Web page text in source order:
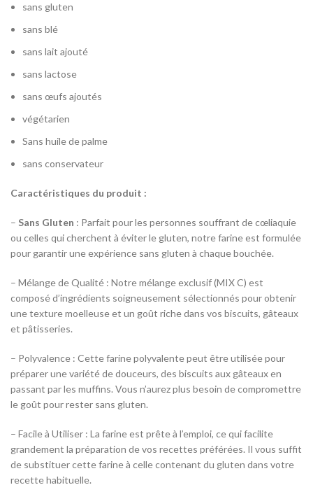
sans gluten
sans blé
sans lait ajouté
sans lactose
sans œufs ajoutés
végétarien
Sans huile de palme
sans conservateur
Caractéristiques du produit :
– Sans Gluten : Parfait pour les personnes souffrant de cœliaquie
ou celles qui cherchent à éviter le gluten, notre farine est formulée
pour garantir une expérience sans gluten à chaque bouchée.
– Mélange de Qualité : Notre mélange exclusif (MIX C) est
composé d’ingrédients soigneusement sélectionnés pour obtenir
une texture moelleuse et un goût riche dans vos biscuits, gâteaux
et pâtisseries.
– Polyvalence : Cette farine polyvalente peut être utilisée pour
préparer une variété de douceurs, des biscuits aux gâteaux en
passant par les muffins. Vous n’aurez plus besoin de compromettre
le goût pour rester sans gluten.
– Facile à Utiliser : La farine est prête à l’emploi, ce qui facilite
grandement la préparation de vos recettes préférées. Il vous suffit
de substituer cette farine à celle contenant du gluten dans votre
recette habituelle.